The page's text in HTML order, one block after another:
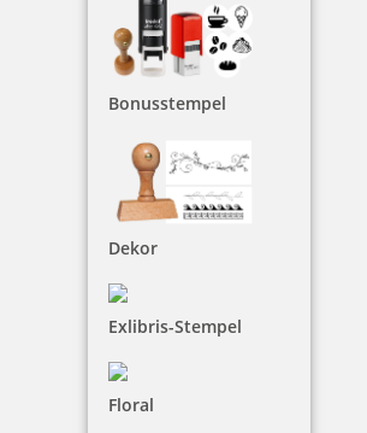
Bonusstempel
Dekor
Exlibris-Stempel
Floral
Motivstempel Vielen Dank!
16,15 €